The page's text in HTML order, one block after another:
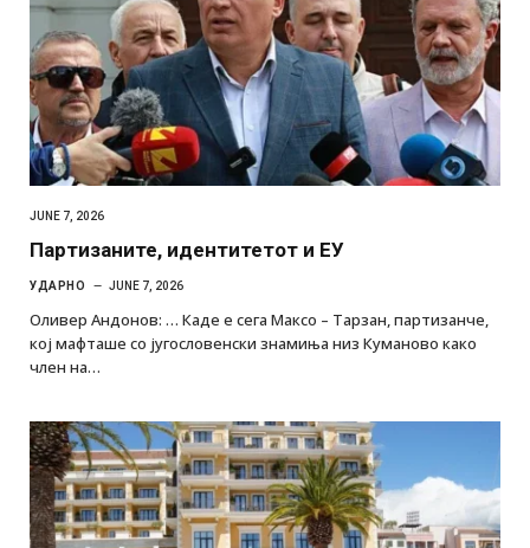
JUNE 7, 2026
Партизаните, идентитетот и ЕУ
УДАРНО JUNE 7, 2026
Оливер Андонов: … Каде е сега Максо – Тарзан, партизанче,
кој мафташе со југословенски знамиња низ Куманово како
член на…